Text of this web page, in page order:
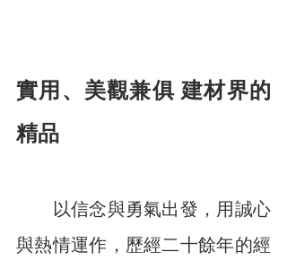
實用、美觀兼俱 建材界的
精品
以信念與勇氣出發，用誠心
與熱情運作，歷經二十餘年的經